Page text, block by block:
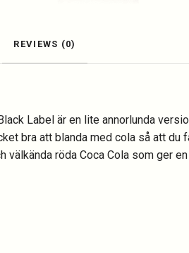
REVIEWS (0)
Label är en lite annorlunda
bra att blanda med cola så att du
välkända röda Coca Cola som ger